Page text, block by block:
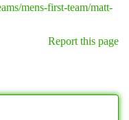
mens-first-team/matt-
Report this page